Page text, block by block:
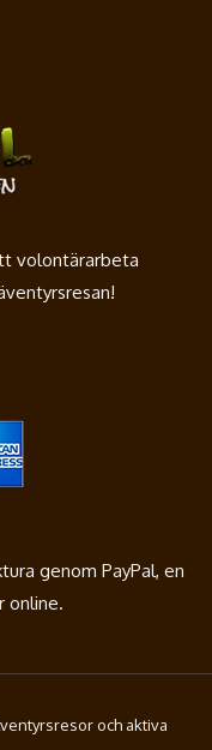
volontärarbeta
genom PayPal, en
online.
och aktiva